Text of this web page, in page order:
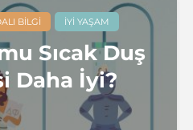
BILGI İYI YAŞAM
Sıcak Duş
Daha İyi?